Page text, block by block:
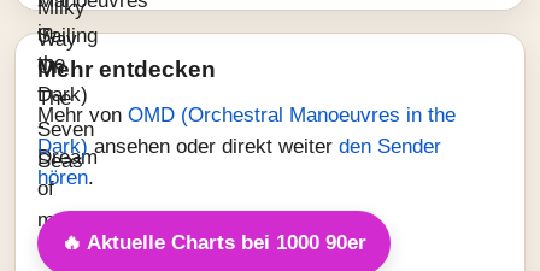
Mehr entdecken
Mehr von OMD (Orchestral Manoeuvres in the
Dark) ansehen oder direkt weiter den Sender
hören.
🔥 Aktuelle Charts bei 1000 90er